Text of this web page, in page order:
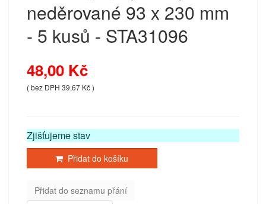
neděrované 93 x 230 mm
- 5 kusů - STA31096
48,00 Kč
( bez DPH 39,67 Kč )
Zjišťujeme stav
Přidat do košíku
Přidat do seznamu přání